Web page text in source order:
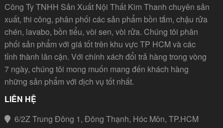
Công Ty TNHH Sản Xuất Nội Thất Kim Thanh chuyên sản
xuất, thi công, phân phối các sản phẩm bồn tắm, chậu rửa
chén, lavabo, bồn tiểu, vòi sen, vòi rửa. Chúng tôi phân
phối sản phẩm với giá tốt trên khu vực TP HCM và các
tỉnh thành lân cận. Với chính xách đổi trả hàng trong vòng
7 ngày, chúng tôi mong muốn mang đến khách hàng
những sản phẩm với dịch vụ tốt nhất.
LIÊN HỆ
6/2Z Trung Đông 1, Đông Thạnh, Hóc Môn, TP.HCM